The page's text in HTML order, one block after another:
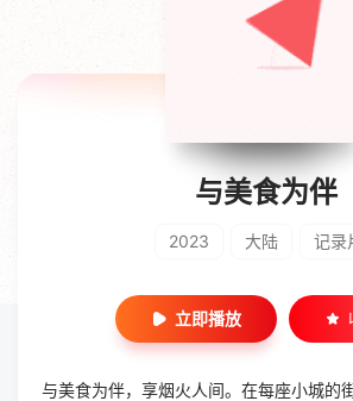
暂无观看影片的记录
与美食为伴
2023 大陆 记录
立即播放
与美食为伴，享烟火人间。在每座小城的